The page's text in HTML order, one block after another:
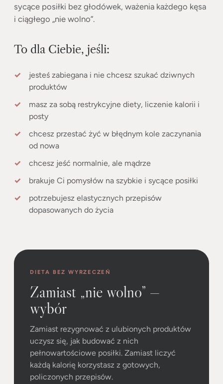
sycące posiłki bez głodówek, ważenia każdego kęsa
i ciągłego „nie wolno”.
To dla Ciebie, jeśli:
jesteś zabiegana i nie chcesz szukać dziwnych
produktów
masz za sobą restrykcyjne diety, liczenie kalorii i
posty
chcesz przestać żyć w błędnym kole zaczynania
od nowa
chcesz jeść normalnie, ale mądrze
brakuje Ci pomysłów na szybkie i sycące posiłki
potrzebujesz elastycznych przepisów
dopasowanych do życia
DIETA BEZ WYRZECZEŃ
Zamiast „nie wolno” —
wybór
Zamiast rezygnować z ulubionych produktów
uczysz się, jak budować z nich
pełnowartościowe posiłki. Zamiast liczyć
każdą kalorię korzystasz z gotowych,
policzonych przepisów.